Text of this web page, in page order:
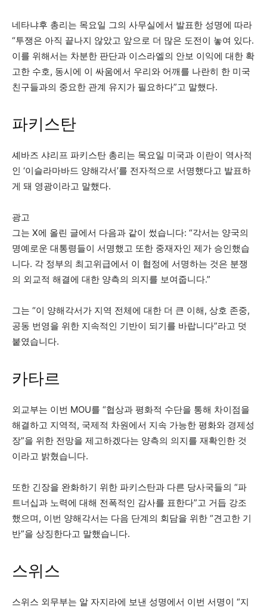
네타냐후 총리는 목요일 그의 사무실에서 발표한 성명에 따라
“투쟁은 아직 끝나지 않았고 앞으로 더 많은 도전이 놓여 있다.
이를 위해서는 차분한 판단과 이스라엘의 안보 이익에 대한 확
고한 수호, 동시에 이 싸움에서 우리와 어깨를 나란히 한 미국
친구들과의 중요한 관계 유지가 필요하다”고 말했다.
파키스탄
셰바즈 샤리프 파키스탄 총리는 목요일 미국과 이란이 역사적
인 ‘이슬라마바드 양해각서’를 전자적으로 서명했다고 발표하
게 돼 영광이라고 말했다.
광고
그는 X에 올린 글에서 다음과 같이 썼습니다: “각서는 양국의
명예로운 대통령들이 서명했고 또한 중재자인 제가 승인했습
니다. 각 정부의 최고위급에서 이 협정에 서명하는 것은 분쟁
의 외교적 해결에 대한 양측의 의지를 보여줍니다.”
그는 “이 양해각서가 지역 전체에 대한 더 큰 이해, 상호 존중,
공동 번영을 위한 지속적인 기반이 되기를 바랍니다”라고 덧
붙였습니다.
카타르
외교부는 이번 MOU를 “협상과 평화적 수단을 통해 차이점을
해결하고 지역적, 국제적 차원에서 지속 가능한 평화와 경제성
장”을 위한 전망을 제고하겠다는 양측의 의지를 재확인한 것
이라고 밝혔습니다.
또한 긴장을 완화하기 위한 파키스탄과 다른 당사국들의 “파
트너십과 노력에 대해 전폭적인 감사를 표한다”고 거듭 강조
했으며, 이번 양해각서는 다음 단계의 회담을 위한 “견고한 기
반”을 상징한다고 말했습니다.
스위스
스위스 외무부는 알 자지라에 보낸 성명에서 이번 서명이 “지